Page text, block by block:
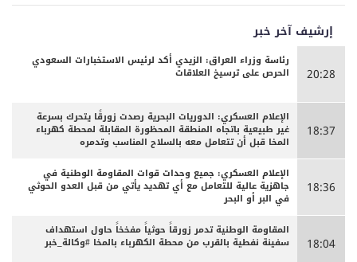
إرشيف آخر خبر
20:28
رئاسة وزراء العراق: الزيدي أكد لرئيس الاستخبارات السعودي
الحرص على ترسيخ العلاقات
18:37
الإعلام العسكري: الدوريات البحرية رصدت زورقًا يتحرك بسرعة
غير طبيعية باتجاه المنطقة المحظورة المقابلة لمحطة كهرباء
المخا قبل أن تتعامل معه بالسلاح المناسب وتدمره
18:36
الإعلام العسكري: جميع وحدات قوات المقاومة الوطنية في
جاهزية عالية للتعامل مع أي تهديد يأتي من قبل العدو الحوثي
في البر أو البحر
18:04
المقاومة الوطنية تدمر زورقاً حوثياً مفخخاً حاول استهداف
سفينة نفطية بالقرب من محطة الكهرباء بالمخا #وكالة_خبر